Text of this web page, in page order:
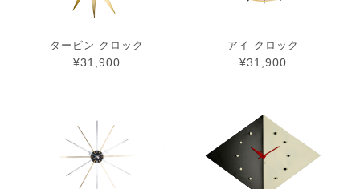
タービン クロック
¥31,900
アイ クロック
¥31,900